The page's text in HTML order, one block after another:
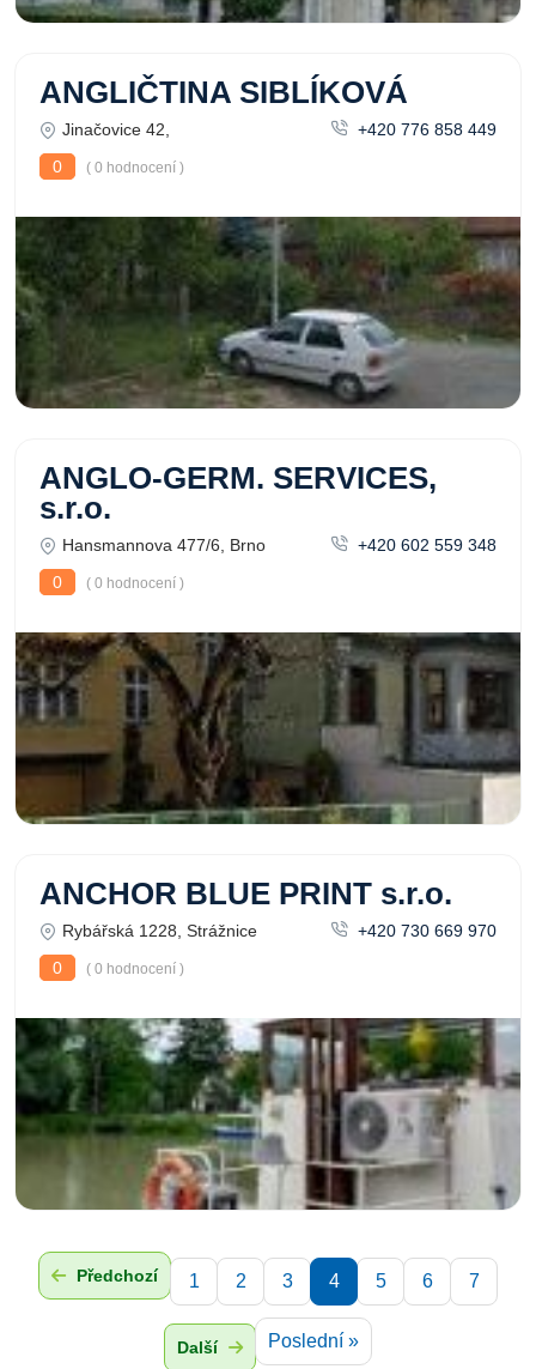
ANGLIČTINA SIBLÍKOVÁ
Jinačovice 42,
+420 776 858 449
0
( 0 hodnocení )
ANGLO-GERM. SERVICES,
s.r.o.
Hansmannova 477/6, Brno
+420 602 559 348
0
( 0 hodnocení )
ANCHOR BLUE PRINT s.r.o.
Rybářská 1228, Strážnice
+420 730 669 970
0
( 0 hodnocení )
Předchozí 1 2 3 4 5 6 7
Další Poslední »